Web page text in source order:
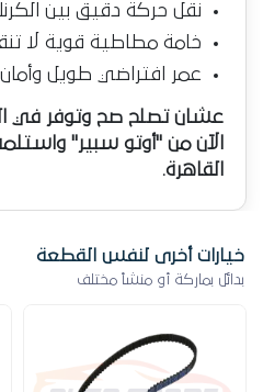
نقل حركة دقيق بين
خامة مطاطية قوية لا
عمر افتراضي طويل وأمان
عشان تصلح صح وتوفر في
الآن من "أوتو سبير"
القاهرة.
خيارات أخرى لنفس القطعة
بدائل بماركة أو منشأ مختلف